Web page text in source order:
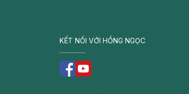
KẾT NỐI VỚI HỒNG NGỌC